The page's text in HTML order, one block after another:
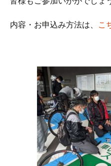
内容・お申込み方法は、 こ